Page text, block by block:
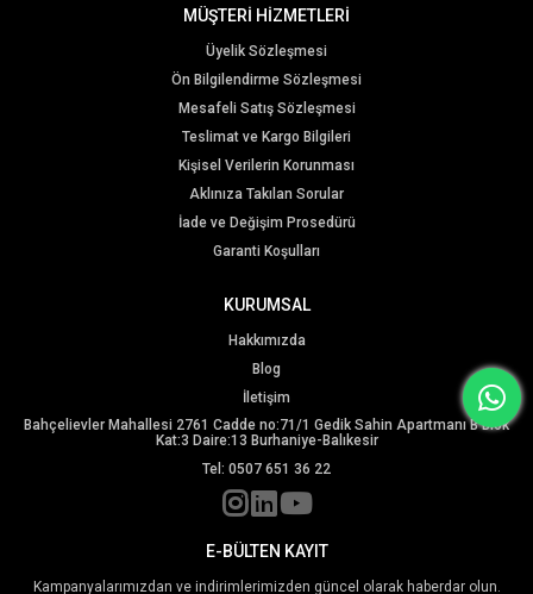
MÜŞTERİ HİZMETLERİ
Üyelik Sözleşmesi
Ön Bilgilendirme Sözleşmesi
Mesafeli Satış Sözleşmesi
Teslimat ve Kargo Bilgileri
Kişisel Verilerin Korunması
Aklınıza Takılan Sorular
İade ve Değişim Prosedürü
Garanti Koşulları
KURUMSAL
Hakkımızda
Blog
İletişim
Bahçelievler Mahallesi 2761 Cadde no:71/1 Gedik Sahin Apartmanı B Blok
Kat:3 Daire:13 Burhaniye-Balıkesir
Tel: 0507 651 36 22
E-BÜLTEN KAYIT
Kampanyalarımızdan ve indirimlerimizden güncel olarak haberdar olun.